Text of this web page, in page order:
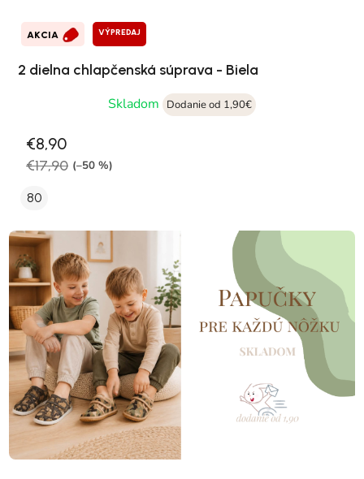
AKCIA VÝPREDAJ
2 dielna chlapčenská súprava - Biela
Skladom
Dodanie od 1,90€
€8,90
€17,90 (–50 %)
80